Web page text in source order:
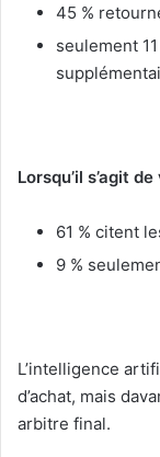
45 %
seulement
Lorsqu’il s’agit
61 % citent
9 %
L’intelligence
d’achat, mais
arbitre final.